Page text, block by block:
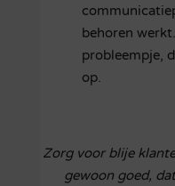
behoren
probleempje,
op.
Zorg voor blije
gewoon goed,